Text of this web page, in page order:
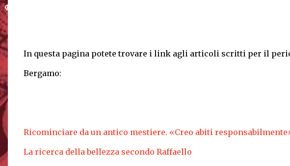
Post in evidenza
In questa pagina potete trovare i link agli articoli scritti per il
Bergamo:
Ricominciare da un antico mestiere. «Creo abiti
La ricerca della bellezza secondo Raffaello